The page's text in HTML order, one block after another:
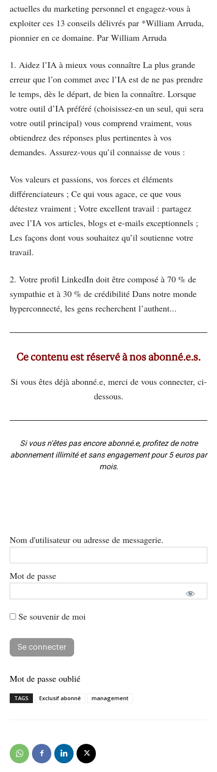
actuelles du marketing personnel et engagez-vous à
exploiter ces 13 conseils délivrés par *William Arruda,
pionnier en ce domaine. Par William Arruda
1. Aidez l’IA à mieux vous connaître La plus grande
erreur que l’on commet avec l’IA est de ne pas prendre
le temps, dès le départ, de bien la connaître. Lorsque
votre outil d’IA préféré (choisissez-en un seul, qui sera
votre outil principal) vous comprend vraiment, vous
obtiendrez des réponses plus pertinentes à vos
demandes. Assurez-vous qu’il connaisse de vous :
Vos valeurs et passions, vos forces et éléments
différenciateurs ; Ce qui vous agace, ce que vous
détestez vraiment ; Votre excellent travail : partagez
avec l’IA vos articles, blogs et e-mails exceptionnels ;
Les façons dont vous souhaitez qu’il soutienne votre
travail.
2. Votre profil LinkedIn doit être composé à 70 % de
sympathie et à 30 % de crédibilité Dans notre monde
hyperconnecté, les gens recherchent l’authent...
Ce contenu est réservé à nos abonné.e.s.
Si vous êtes déjà abonné.e, merci de vous connecter, ci-
dessous.
Si vous n'êtes pas encore abonné.e, profitez de notre
abonnement illimité et sans engagement pour 5 euros par
mois.
Nom d'utilisateur ou adresse de messagerie.
Mot de passe
Se souvenir de moi
Mot de passe oublié
TAGS Exclusif abonné management